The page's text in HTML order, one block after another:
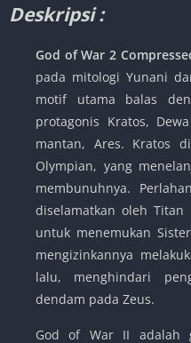
Deskripsi :
God of War 2
pada mitologi Yunani
motif utama balas
protagonis Kratos,
mantan, Ares. Kratos
Olympian, yang
membunuhnya.
diselamatkan oleh Titan
untuk menemukan
mengizinkannya
lalu, menghindari
dendam pada Zeus.
God of War II adalah